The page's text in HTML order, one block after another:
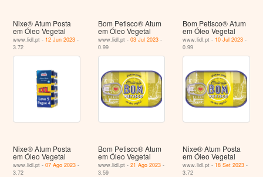
Nixe® Atum Posta
em Óleo Vegetal
www.lidl.pt - 12 Jun 2023 -
3.72
Bom Petisco® Atum
em Óleo Vegetal
www.lidl.pt - 03 Jul 2023-
0.99
Bom Petisco® Atum
em Óleo Vegetal
www.lidl.pt - 10 Jul 2023 -
0.99
Nixe® Atum Posta
em Óleo Vegetal
www.lidl.pt -07 Ago 2023 -
3.72
Bom Petisco® Atum
em Óleo Vegetal
www.lidl.pt - 21 Ago 2023-
3.59
Nixe® Atum Posta
em Óleo Vegetal
www.lidl.pt - 18 Set 2023 -
3.72